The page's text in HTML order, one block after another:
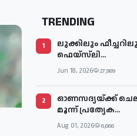
TRENDING
1
ലുക്കിലും
ഫെയ്‌സ്‌ലി...
Jun 18, 2026 27,989
2
ഓണസദ്യയ്ക്ക്
മൂന്ന് പ്രത്യേക...
Aug 01, 2026 6,666